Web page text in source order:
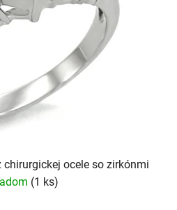
chirurgickej ocele so zirkónmi
(1 ks)